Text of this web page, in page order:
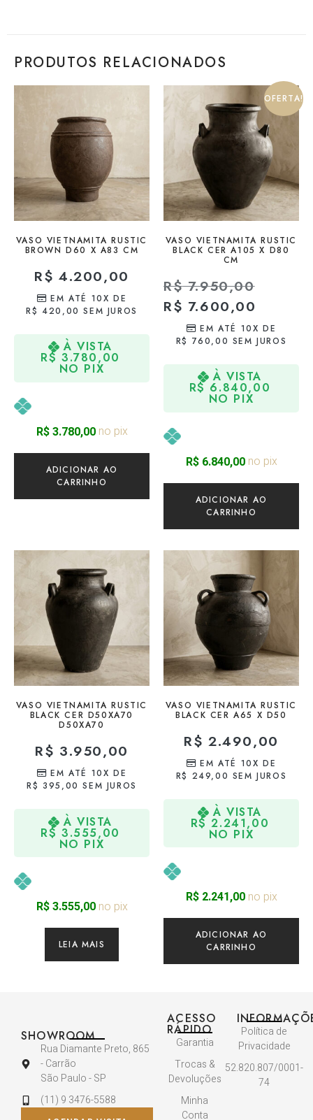
PRODUTOS RELACIONADOS
VASO VIETNAMITA RUSTIC
BROWN D60 X A83 CM
R$ 4.200,00
EM ATÉ 10X DE
R$ 420,00 SEM JUROS
À VISTA
R$ 3.780,00
NO PIX
R$3.780,00no pix
ADICIONAR AO
CARRINHO
OFERTA!
VASO VIETNAMITA RUSTIC
BLACK CER A105 X D80
CM
R$7.950,00
R$ 7.600,00
EM ATÉ 10X DE
R$ 760,00 SEM JUROS
À VISTA
R$ 6.840,00
NO PIX
R$6.840,00no pix
ADICIONAR AO
CARRINHO
VASO VIETNAMITA RUSTIC
BLACK CER D50XA70
D50XA70
R$ 3.950,00
EM ATÉ 10X DE
R$ 395,00 SEM JUROS
À VISTA
R$ 3.555,00
NO PIX
R$3.555,00no pix
LEIA MAIS
VASO VIETNAMITA RUSTIC
BLACK CER A65 X D50
R$ 2.490,00
EM ATÉ 10X DE
R$ 249,00 SEM JUROS
À VISTA
R$ 2.241,00
NO PIX
R$2.241,00no pix
ADICIONAR AO
CARRINHO
SHOWROOM
Rua Diamante Preto, 865
- Carrão
São Paulo - SP
(11) 9 3476-5588
ACESSO
RÁPIDO
Garantia
Trocas &
Devoluções
Minha
Conta
Política de
Privacidade
52.820.807/0001-
74